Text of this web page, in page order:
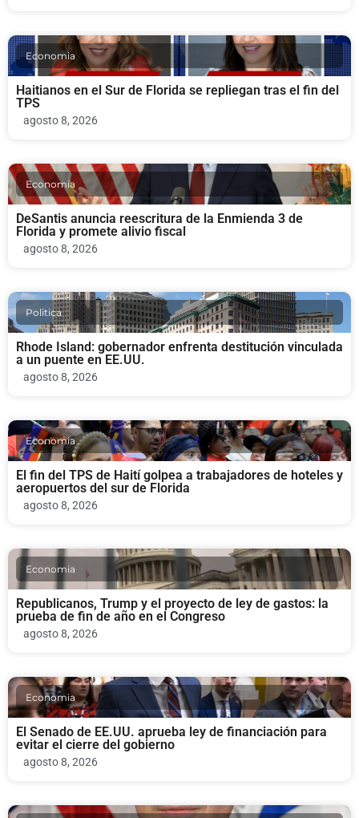
Economia
Haitianos en el Sur de Florida se repliegan tras el fin del
TPS
agosto 8, 2026
Economia
DeSantis anuncia reescritura de la Enmienda 3 de
Florida y promete alivio fiscal
agosto 8, 2026
Politica
Rhode Island: gobernador enfrenta destitución vinculada
a un puente en EE.UU.
agosto 8, 2026
Economia
El fin del TPS de Haití golpea a trabajadores de hoteles y
aeropuertos del sur de Florida
agosto 8, 2026
Economia
Republicanos, Trump y el proyecto de ley de gastos: la
prueba de fin de año en el Congreso
agosto 8, 2026
Economia
El Senado de EE.UU. aprueba ley de financiación para
evitar el cierre del gobierno
agosto 8, 2026